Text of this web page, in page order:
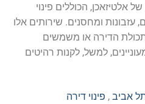
אלטיזאכן, הכוללים פינוי
עזבונות ומחסנים. שירותים אלו
הדירה או משמשים
למשל, לקנות רהיטים
אביב , פינוי דירה